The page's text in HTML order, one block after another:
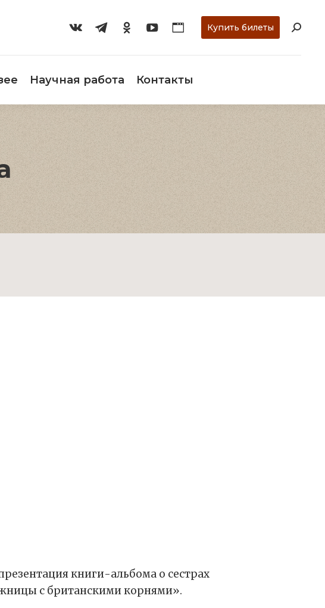
Купить билеты
Научная работа Контакты
книги-альбома о сестрах
с британскими корнями».
О музее Научная работа Контакты